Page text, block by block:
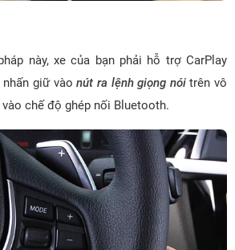
này, xe của bạn phải hỗ trợ CarPlay
nhấn giữ vàonút ra lệnh giọng nóitrên vô
chế độ ghép nối Bluetooth.